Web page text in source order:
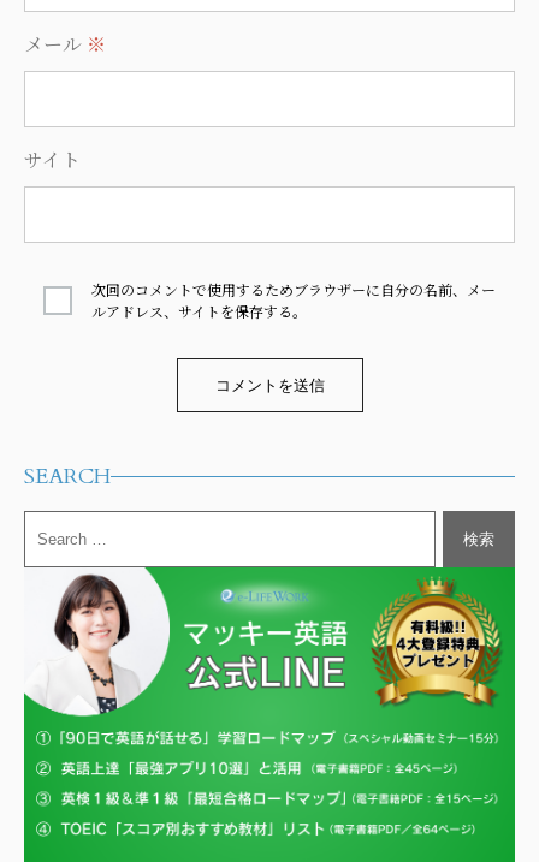
メール ※
サイト
次回のコメントで使用するためブラウザーに自分の名前、メー
ルアドレス、サイトを保存する。
SEARCH